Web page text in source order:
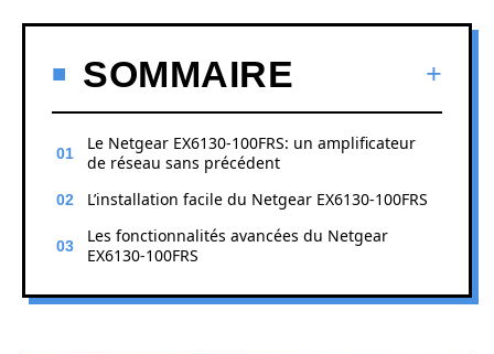
SOMMAIRE
Le Netgear EX6130-100FRS: un amplificateur
de réseau sans précédent
L’installation facile du Netgear EX6130-100FRS
Les fonctionnalités avancées du Netgear
EX6130-100FRS